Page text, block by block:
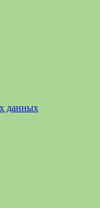
данных